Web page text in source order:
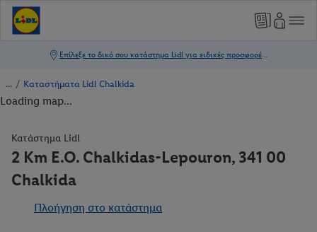
/ Καταστήματα Lidl Chalkida
Loading map...
Κατάστημα Lidl
2 Km E.O. Chalkidas-Lepouron, 341 00
Chalkida
Πλοήγηση στο κατάστημα